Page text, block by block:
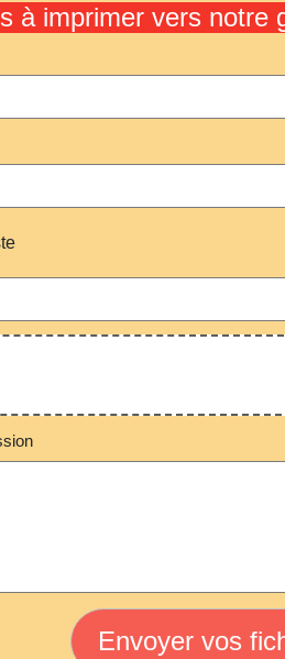
à imprimer vers
Envoyer vos